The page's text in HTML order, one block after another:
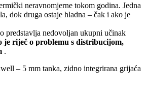
neravnomjerne tokom godina. Jedna
dok druga ostaje hladna – čak i ako je
predstavlja nedovoljan ukupni učinak
je riječ o problemu s distribucijom,
.
– 5 mm tanka, zidno integrirana grijaća